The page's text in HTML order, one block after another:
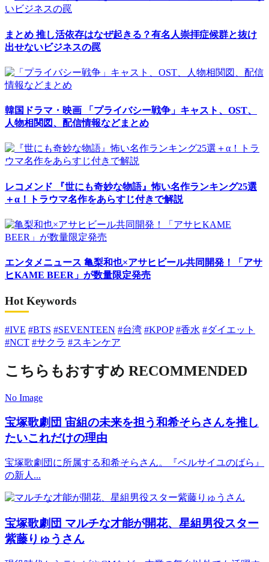
まとめ 推し活依存はなぜ起きる？有名人崇拝症候群と抜け
出せないビジネスの罠
韓国ドラマ・映画 「プライバシー戦争」キャスト、OST、
人物相関図、配信情報などまとめ
レコメンド 『世にも奇妙な物語』怖い名作ランキング25選
＋α！トラウマ名作をあらすじ付きで解説
エンタメニュース 亀梨和也×アサヒビール共同開発！「アサ
ヒKAME BEER」が数量限定発売
Hot Keywords
#IVE #BTS #SEVENTEEN #台湾 #KPOP #香水 #ダイエット
#NCT #サクラ #スキンケア
こちらもおすすめ RECOMMENDED
No Image
宝塚歌劇団 宙組の未来を担う和希そらさんを推し
たいこれだけの理由
宝塚歌劇団に所属する和希そらさん。『ベルサイユのばら』
の新人...
宝塚歌劇団 マルチな才能が開花、星組男役スター
紫藤りゅうさん